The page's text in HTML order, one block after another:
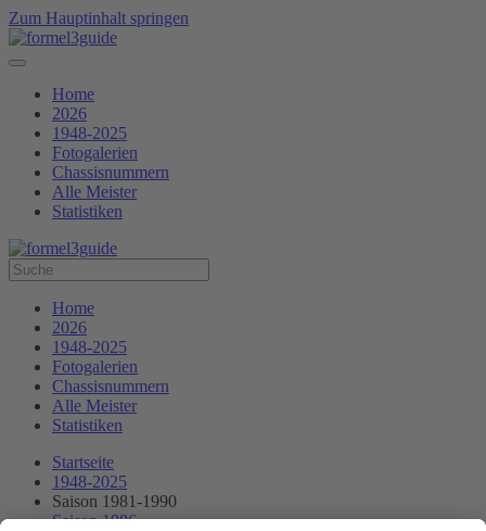
Zum Hauptinhalt springen
Home
2026
1948-2025
Fotogalerien
Chassisnummern
Alle Meister
Statistiken
Home
2026
1948-2025
Fotogalerien
Chassisnummern
Alle Meister
Statistiken
Startseite
1948-2025
Saison 1981-1990
Saison 1986